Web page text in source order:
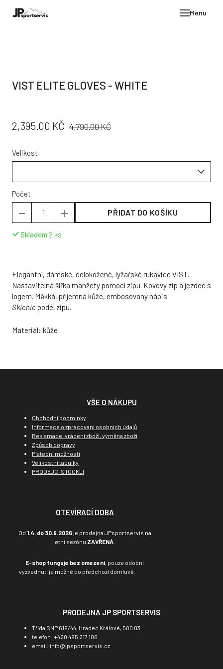
Menu
VIST ELITE GLOVES - WHITE
CENA:
2,395.00 KČ PŮVODNÍ
4,790.00 KČ
Velikost
Počet
PŘIDAT DO KOŠÍKU
Skladem 2 ks
Elegantní, dámské, celokožené, lyžařské rukavice VIST.
Nastavitelná šířka manžety pomocí zipu. Kovový zip a jezdec s
logem. Měkká, příjemná kůže, embosovaný nápis
Skichicpodél zipu.
Materiál: kůže
VŠE O NÁKUPU
Obchodní podmínky
Informace o zpracování osobních údajů
Reklamace, vrácení zboží, výměna zboží
Způsob dopravy
Platební možnosti
Velikostní tabulky
PRODEJCI STÖCKLI
OTEVÍRACÍ DOBA
Od 1.4. do 30.9.2026je prodejna JPsportservis na
letní sezónu ZAVŘENÁ
E-shop funguje bez omezení , pouze odobní
vyzvednutí je možné po předchozí domluvě.
PRODEJNA JP SPORTSERVIS
Třída SNP 619/44, Hradec Králové, 500 03
telefon: +420 495 217 106
email: info@jpsportservis.cz